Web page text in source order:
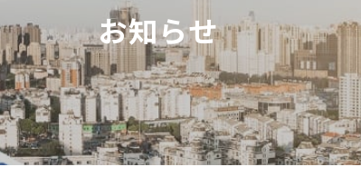
お知らせ